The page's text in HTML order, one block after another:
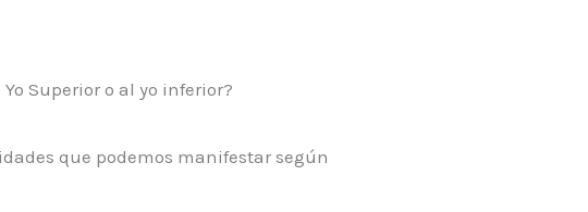
Superior o al yo inferior?
que podemos manifestar según